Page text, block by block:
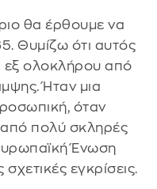
θα έρθουμε να
Θυμίζω ότι αυτός
εξ ολοκλήρου από
Ήταν μια
όταν
από πολύ σκληρές
Ένωση
εγκρίσεις.